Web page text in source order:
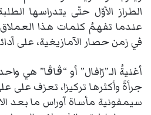
الطراز الأوّل حتّى يتدراسها
عندما تفهمُ كلمات هذا
في زمن حصار الآمازيغية، على
أغنيةُ الـ”رّافال” أو “ڨاڨا” هي
جرأةً وأكثرها تركيزا، تعزف على
سيمفونية مأساة آوراس ما بعد